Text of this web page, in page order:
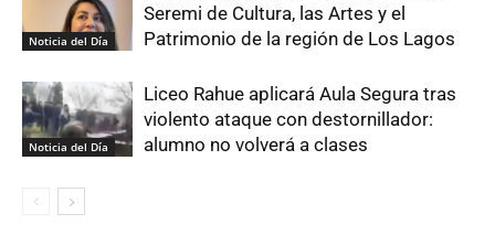
Noticia del Día
Seremi de Cultura, las Artes y el
Patrimonio de la región de Los Lagos
Noticia del Día
Liceo Rahue aplicará Aula Segura tras
violento ataque con destornillador:
alumno no volverá a clases